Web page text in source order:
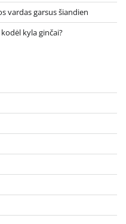
vardas garsus šiandien
kyla ginčai?